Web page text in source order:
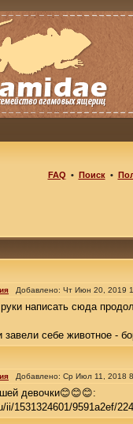
FAQ • Поиск•
Добавлено: Чт Июн 20, 2019
написать сюда
себе животное -
Добавлено: Ср Июл 11, 2018
девочки😊😊😊:
ii/1531324601/9591a2ef/